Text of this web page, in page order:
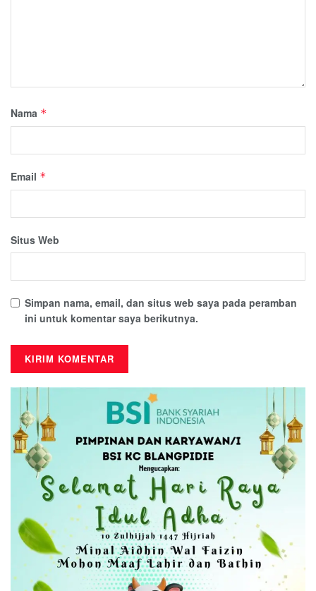
Nama *
Email *
Situs Web
Simpan nama, email, dan situs web saya pada peramban
ini untuk komentar saya berikutnya.